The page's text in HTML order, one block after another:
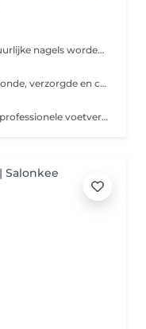
Een snelle behandeling waarbij de natuurlijke nagels worden voorbereid en afgewerkt met Gelcolor of Biab. Ideaal voor wie landurig gelakte nagels wenst zonder uitgebreide pedicure. Heeft u nog product op de nagels? Boek dan ook de verwijdering bij zodat er voldoende tijd voorzien kan worden voor je behandeling.
Professionele voetverzorging voor gezonde, verzorgde en comfortabele voeten. Inclusief: * Desinfectie van de voeten * Knippen en verzorgen van de nagels * Reinigen van de nagelomgeving * Verwijderen van eelt * Verzorging van de huid * Verfrissende voetscrub * Afsluitende verzorgende crème Uit te breiden met een gellak kleur naar keuze of een verstevigende BIAB-behandeling. Heeft u nog gellak op de teennagels? Boek dan ook de verwijdering bij, zodat er voldoende tijd kan worden voorzien voor uw behandeling. Let op: Wij behandelen geen medische voet- of nagelaandoeningen zoals schimmelnagels, ingegroeide nagels, likdoorns of andere specialistische voetproblemen.
Een luxe wellnessbehandeling waarbij professionele voetverzorging wordt gecombineerd met een ontspannend Jelly Spa voetenbad. Inclusief: * Jelly Spa voetenbad * Keuze uit verschillende geuren * Desinfectie van de voeten * Knippen en verzorgen van de nagels * Reinigen van de nagelomgeving * Verwijderen van eelt * Verzorging van de huid * Verfrissende voetscrub * Afsluitende verzorgende crème Het Jelly Spa voetenbad verandert het water in een zachte gel die de huid helpt hydrateren en zorgt voor een unieke ontspannende spa-ervaring. Uit te breiden met een gellak kleur naar keuze of een verstevigende BIAB-behandeling. Heeft u nog gellak op de teennagels? Boek dan ook de verwijdering bij, zodat er voldoende tijd kan worden voorzien voor uw behandeling. Let op: Wij behandelen geen medische voet- of nagelaandoeningen zoals schimmelnagels, ingegroeide nagels, likdoorns of andere specialistische voetproblemen.